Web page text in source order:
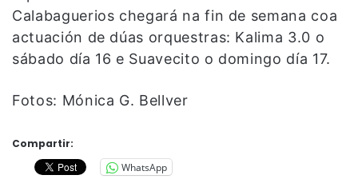
Calabaguerios chegará na fin de semana coa
actuación de dúas orquestras: Kalima 3.0 o
sábado día 16 e Suavecito o domingo día 17.
Fotos: Mónica G. Bellver
Compartir:
WhatsApp